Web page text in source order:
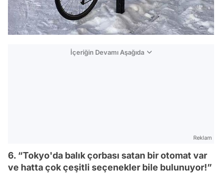
İçeriğin Devamı Aşağıda
Reklam
6. “Tokyo'da balık çorbası satan bir otomat var
ve hatta çok çeşitli seçenekler bile bulunuyor!”